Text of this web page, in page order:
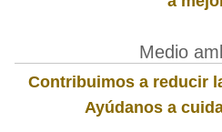
Medio
Contribuimos a reducir
Ayúdanos a